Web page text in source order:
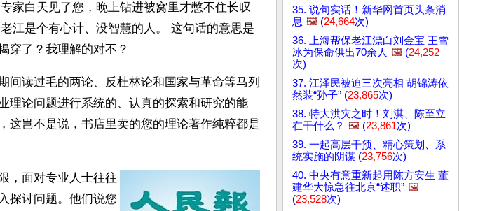
家白天见了您，晚上钻进被窝里才憋不住长叹
江是个有心计、没智慧的人。 这句话的意思是
穿了？我理解的对不？
间读过毛的两论、反杜林论和国家与革命等马列
理论问题进行系统的、认真的探索和研究的能
这岂不是说，书店里卖的您的理论著作纯粹都是
，面对专业人士往往
探讨问题。他们说您
35. 说句实话！新华网首页头条消
息 🖼️ (24,664次)
36. 上海帮保老江漂白刘金宝 王雪
冰为保命供出70余人 🖼️ (24,252
次)
37. 江泽民被迫三次亮相 胡锦涛依
然装“孙子” (23,865次)
38. 特大洪灾之时！刘淇、陈至立
在干什么？ 🖼️ (23,861次)
39. 一起高层干预、精心策划、系
统实施的阴谋 (23,756次)
40. 中央有意重新起用陈方安生 董
建华大惊急往北京“述职” 🖼️
(23,528次)